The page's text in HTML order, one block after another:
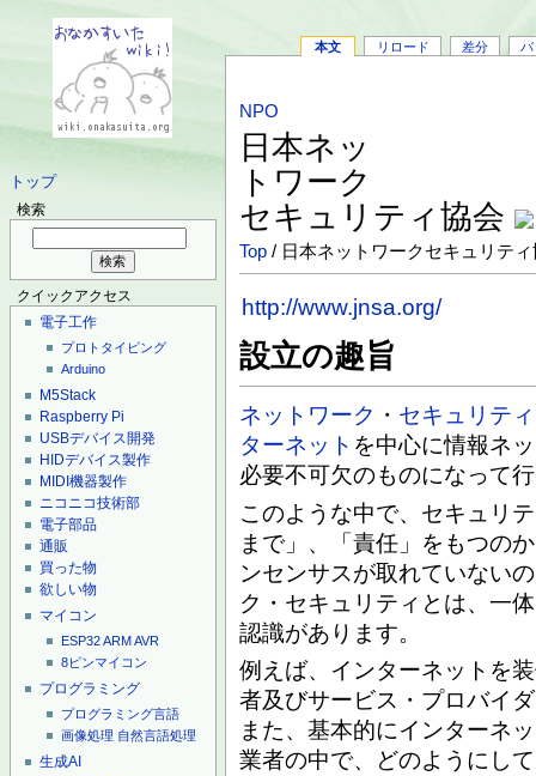
トップ
検索
クイックアクセス
電子工作
プロトタイピング
Arduino
M5Stack
Raspberry Pi
USBデバイス開発
HIDデバイス製作
MIDI機器製作
ニコニコ技術部
電子部品
通販
買った物
欲しい物
マイコン
ESP32ARMAVR
8ピンマイコン
プログラミング
プログラミング言語
画像処理 自然言語処理
生成AI
本文 リロード 差分 バ
NPO
日本ネッ
トワーク
セキュリティ協会
Top / 日本ネットワークセキュリテ
http://www.jnsa.org/
設立の趣旨
ネットワーク ・ セキュリティ
ターネット を中心に情報ネ
必要不可欠のものになって
このような中で、セキュリ
まで」、「責任」をもつの
ンセンサスが取れていない
ク・セキュリティとは、一
認識があります。
例えば、インターネットを
者及びサービス・プロバイ
また、基本的にインターネ
業者の中で、どのようにし